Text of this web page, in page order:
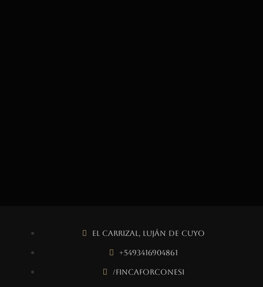
El Carrizal, Luján de Cuyo
+5493416904861
/fincaforconesi